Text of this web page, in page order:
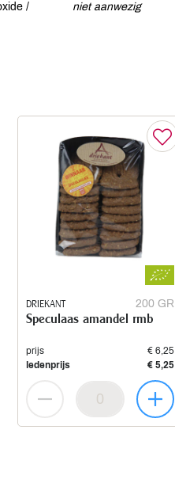
/
niet aanwezig
DRIEKANT 200 GR
Speculaas amandel rmb
prijs
€ 6,25
ledenprijs
€ 5,25